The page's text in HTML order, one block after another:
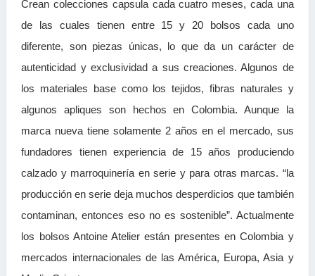
Crean colecciones capsula cada cuatro meses, cada una
de las cuales tienen entre 15 y 20 bolsos cada uno
diferente, son piezas únicas, lo que da un carácter de
autenticidad y exclusividad a sus creaciones. Algunos de
los materiales base como los tejidos, fibras naturales y
algunos apliques son hechos en Colombia. Aunque la
marca nueva tiene solamente 2 años en el mercado, sus
fundadores tienen experiencia de 15 años produciendo
calzado y marroquinería en serie y para otras marcas. “la
producción en serie deja muchos desperdicios que también
contaminan, entonces eso no es sostenible”. Actualmente
los bolsos Antoine Atelier están presentes en Colombia y
mercados internacionales de las América, Europa, Asia y